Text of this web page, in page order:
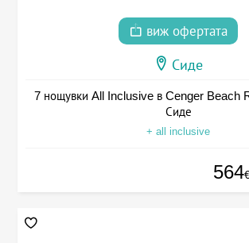
виж офертата
Сиде
7 нощувки All Inclusive в Cenger Beach
Сиде
+ all inclusive
564